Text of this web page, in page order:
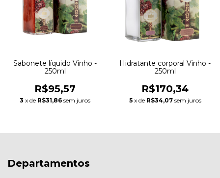
Sabonete líquido Vinho -
250ml
R$95,57
3 x de R$31,86 sem juros
Hidratante corporal Vinho -
250ml
R$170,34
5 x de R$34,07 sem juros
Departamentos